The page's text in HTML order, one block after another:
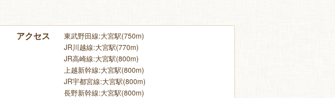
アクセス
東武野田線:大宮駅(750m)
JR川越線:大宮駅(770m)
JR高崎線:大宮駅(800m)
上越新幹線:大宮駅(800m)
JR宇都宮線:大宮駅(800m)
長野新幹線:大宮駅(800m)